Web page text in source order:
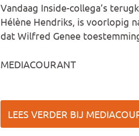
Vandaag Inside-collega’s
Hélène Hendriks, is voorlopig
dat Wilfred Genee
MEDIACOURANT
LEES VERDER BIJ